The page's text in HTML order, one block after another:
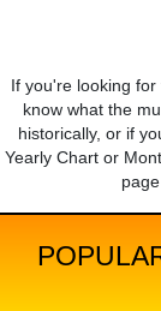
If you're looking
know what the
historically, or if
Yearly Chart or